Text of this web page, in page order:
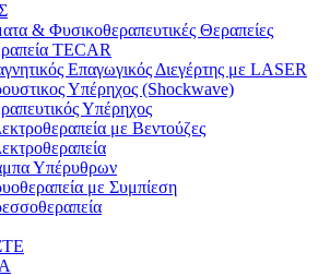
& Φυσικοθεραπευτικές Θεραπείες
TECAR
Επαγωγικός Διεγέρτης με LASER
Υπέρηχος (Shockwave)
Υπέρηχος
με Βεντούζες
Υπέρυθρων
με Συμπίεση